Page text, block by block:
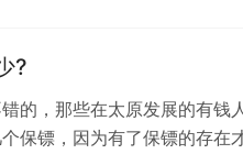
?
的，那些在太原发展的有钱
保镖，因为有了保镖的存在